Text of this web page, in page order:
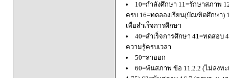
10=กำลังศึกษา 11=รักษาสภาพ
ครบ 16=ทดลองเรียน(บัณฑิตศึกษา)
เพื่อสำเร็จการศึกษา
40=สำเร็จการศึกษา 41=ทดสอบ
ความรู้ครบเวลา
50=ลาออก
60=พ้นสภาพ ข้อ 11.2.2 (ไม่ลงท